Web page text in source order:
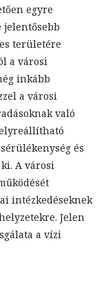
egyre
jelentősebb
területére
a városi
inkább
a városi
való
és
A városi
intézkedéseknek
Jelen
a vízi